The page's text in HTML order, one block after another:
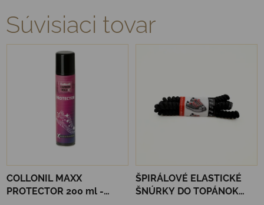
Súvisiaci tovar
COLLONIL MAXX
PROTECTOR 200 ml -
ŠPIRÁLOVÉ ELASTICKÉ
ŠNÚRKY DO TOPÁNOK